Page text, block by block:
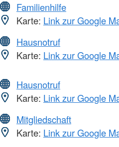
Familienhilfe
Karte: Link zur Google
Hausnotruf
Karte: Link zur Google
Hausnotruf
Karte: Link zur Google
Mitgliedschaft
Karte: Link zur Google